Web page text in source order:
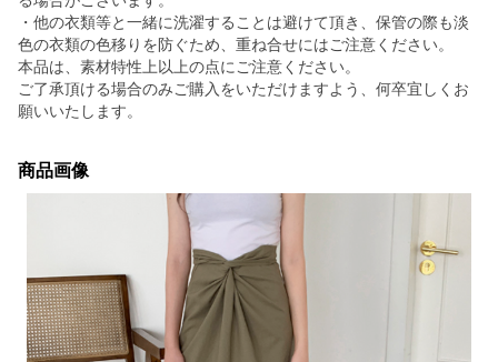
・他の衣類等と一緒に洗濯することは避けて頂き、保管の際も淡
色の衣類の色移りを防ぐため、重ね合せにはご注意ください。
本品は、素材特性上以上の点にご注意ください。
ご了承頂ける場合のみご購入をいただけますよう、何卒宜しくお
願いいたします。
商品画像